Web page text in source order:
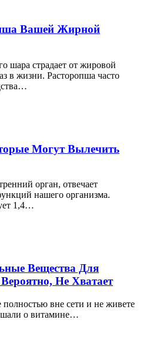
Вашей Жирной
шара страдает от жировой
в жизни. Расторопша часто
Могут Вылечить
орган, отвечает
нашего организма.
1,4…
Вещества Для
Не Хватает
вне сети и не живете
о витамине…